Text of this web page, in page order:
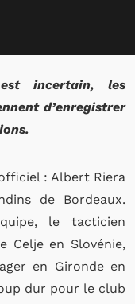
incertain, les
d’enregistrer
: Albert Riera
de Bordeaux.
le tacticien
Celje en Slovénie,
en Gironde en
dur pour le club